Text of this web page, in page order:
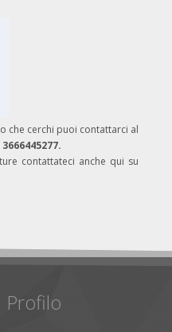
che cerchi puoi contattarci al
3666445277.
contattateci anche qui su
Profilo